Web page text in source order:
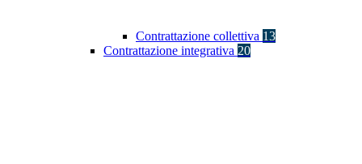
Contrattazione collettiva 13
Contrattazione integrativa 20